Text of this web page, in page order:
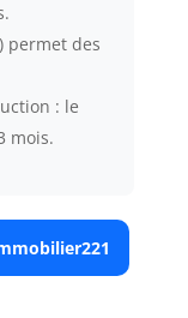
permet des
: le
mois.